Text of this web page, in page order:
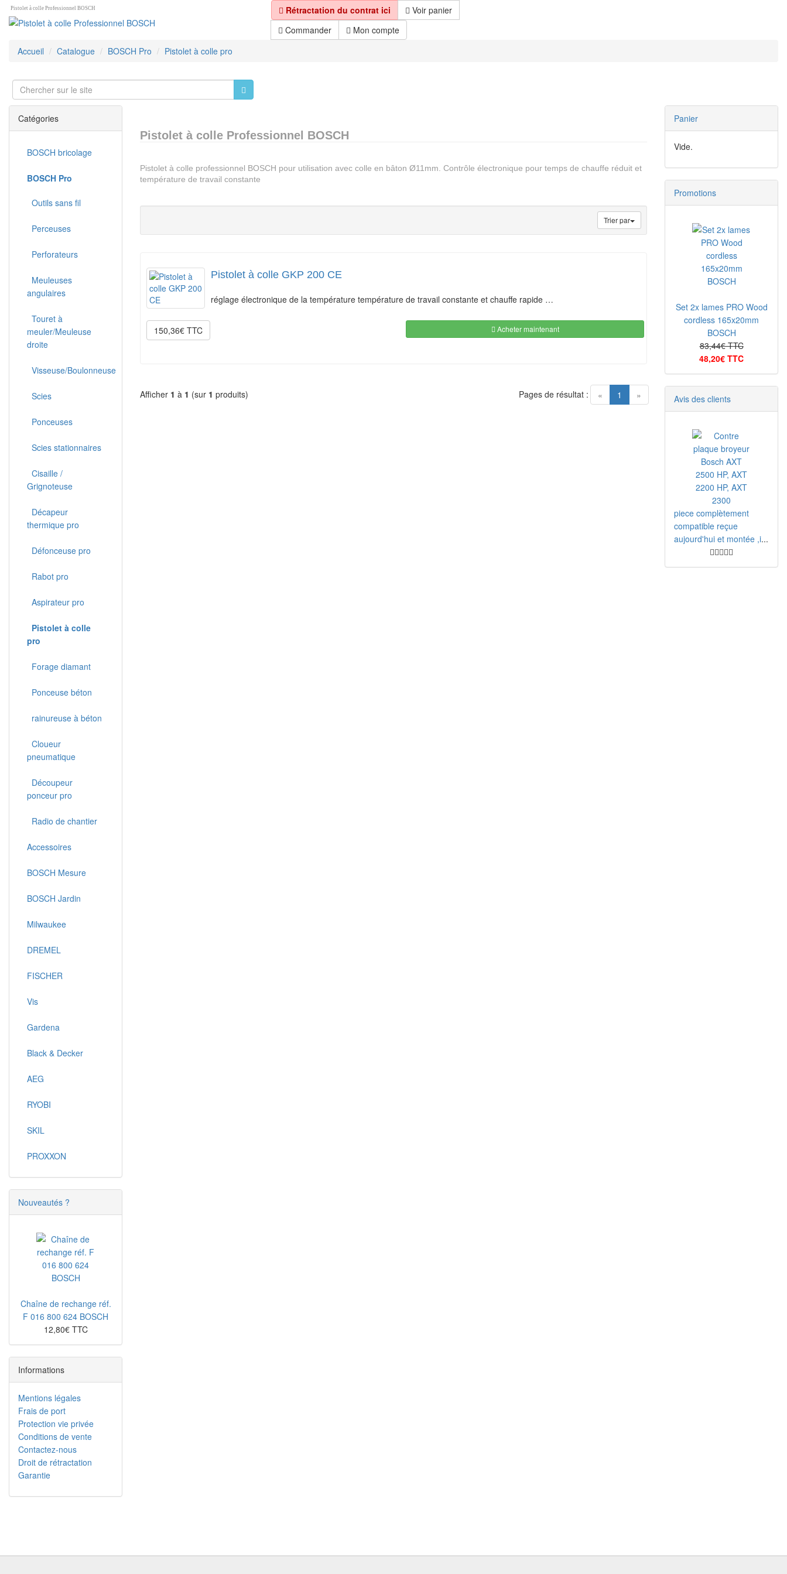
Pistolet à colle Professionnel BOSCH Rétractation du contrat ici
Voir panier
Commander
Mon compte
Accueil
Catalogue BOSCH Pro Pistolet à colle pro
Pistolet à colle Professionnel BOSCH
Pistolet à colle professionnel BOSCH pour utilisation avec colle en bâton Ø11mm. Contrôle électronique pour temps de chauffe réduit et
température de travail constante
Trier par
Pistolet à colle GKP 200 CE
réglage électronique de la température température de travail constante et chauffe rapide …
150,36€ TTC Acheter maintenant
Afficher 1 à 1 (sur 1 produits) « 1 (current)
»
Pages de résultat :
Catégories
BOSCH bricolage
BOSCH Pro
Outils sans fil
Perceuses
Perforateurs
Meuleuses
angulaires
Touret à
meuler/Meuleuse
droite
Visseuse/Boulonneuse
Scies
Ponceuses
Scies stationnaires
Cisaille /
Grignoteuse
Décapeur
thermique pro
Défonceuse pro
Rabot pro
Aspirateur pro
Pistolet à colle
pro
Forage diamant
Ponceuse béton
rainureuse à béton
Cloueur
pneumatique
Découpeur
ponceur pro
Radio de chantier
Accessoires
BOSCH Mesure
BOSCH Jardin
Milwaukee
DREMEL
FISCHER
Vis
Gardena
Black & Decker
AEG
RYOBI
SKIL
PROXXON
Nouveautés ?
Chaîne de rechange réf.
F 016 800 624 BOSCH
12,80€ TTC
Informations
Mentions légales
Frais de port
Protection vie privée
Conditions de vente
Contactez-nous
Droit de rétractation
Garantie
Panier
Vide.
Promotions
Set 2x lames PRO Wood
cordless 165x20mm
BOSCH
83,44€ TTC
48,20€ TTC
Avis des clients
piece complètement
compatible reçue
aujourd'hui et montée ,i...